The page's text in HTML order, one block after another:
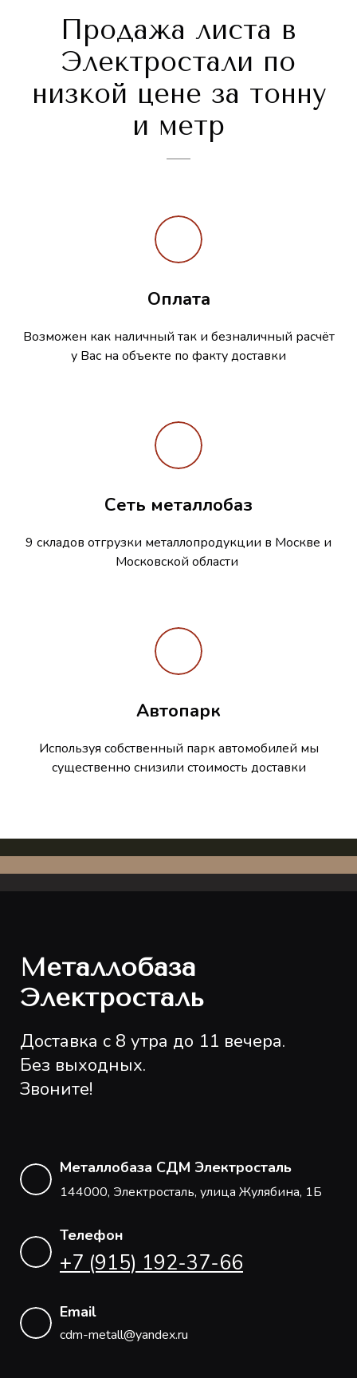
Продажа листа в
Электростали по
низкой цене за тонну
и метр
Оплата
Возможен как наличный так и безналичный расчёт
у Вас на объекте по факту доставки
Сеть металлобаз
9 складов отгрузки металлопродукции в Москве и
Московской области
Автопарк
Используя собственный парк автомобилей мы
существенно снизили стоимость доставки
Металлобаза
Электросталь
Доставка с 8 утра до 11 вечера.
Без выходных.
Звоните!
Металлобаза СДМ Электросталь
144000, Электросталь, улица Жулябина, 1Б
Телефон
+7 (915) 192-37-66
Email
cdm-metall@yandex.ru